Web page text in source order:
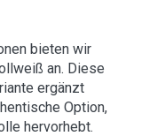
bieten wir
an. Diese
ergänzt
Option,
hervorhebt.